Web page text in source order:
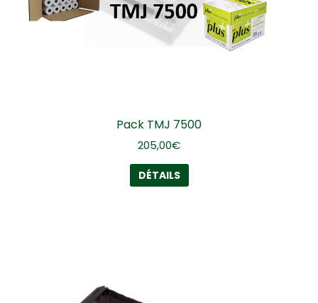
Pack TMJ 7500
205,00€
DÉTAILS